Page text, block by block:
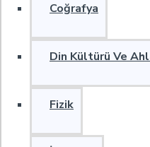
Coğrafya
Din Kültürü Ve
Fizik